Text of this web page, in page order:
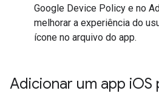
Google Device Policy e no
melhorar a experiência do
ícone no arquivo do app.
Adicionar um app iOS